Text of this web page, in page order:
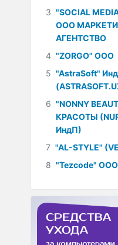
3 "SOCIAL
ООО
АГЕНТСТВО
4 "ZORGO" ООО
5 "AstraSoft"
6 "NONNY
КРАСОТЫ
ИндП)
7 "AL-STYLE"
8 "Tezcode" ООО